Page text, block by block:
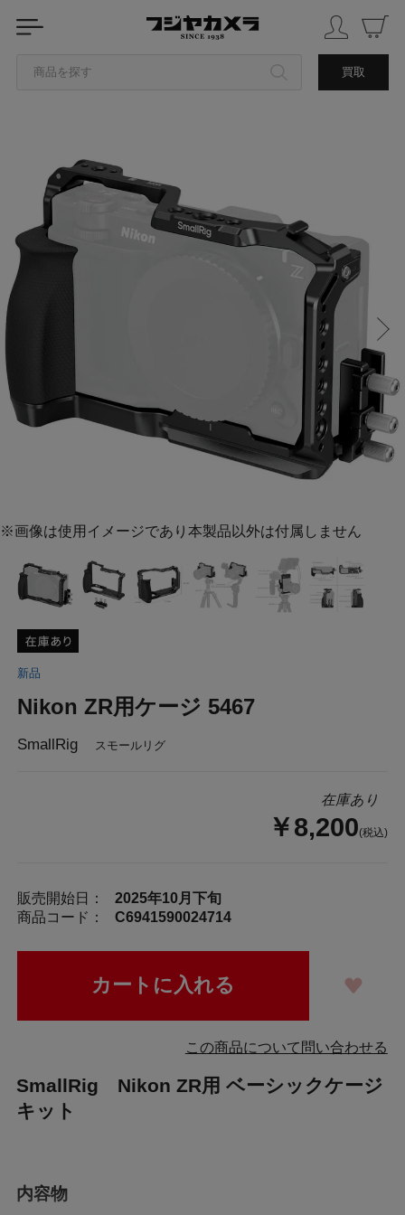
商品を探す 買取
ブランドから探す
中古品を探す
※画像は使用イメージであり本製品以外は付属しません
新品
Nikon ZR用ケージ 5467
SmallRig スモールリグ
在庫あり
￥8,200(税込)
販売開始日：
2025年10月下旬
商品コード：
C6941590024714
この商品について問い合わせる
SmallRig Nikon ZR用 ベーシックケージ
キット
内容物